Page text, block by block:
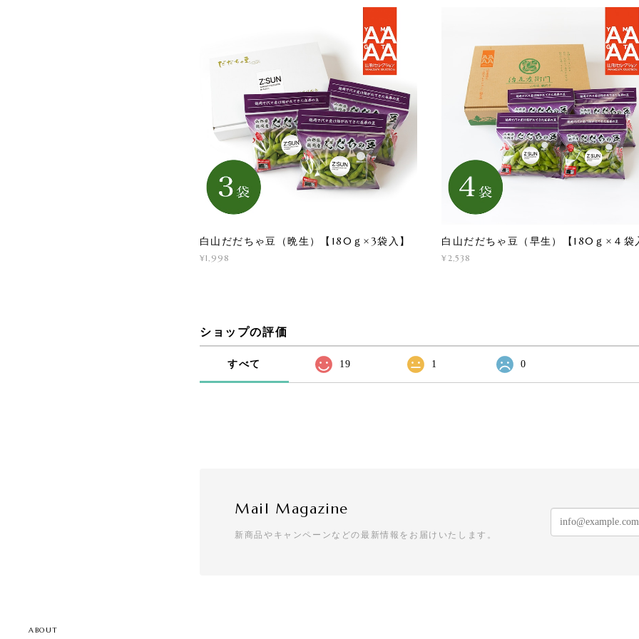
ABOUT
白山だだちゃ豆（晩生）【180ｇ×3袋入】
¥1,998
白山だだちゃ豆（早生）【180ｇ×４袋
¥2,538
ショップの評価
すべて 19 1 0
Mail Magazine
新商品やキャンペーンなどの最新情報をお届けいたします。